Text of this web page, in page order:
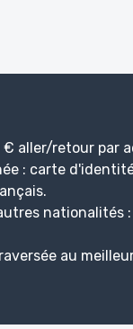
€ aller/retour par
: carte
nationalités
au